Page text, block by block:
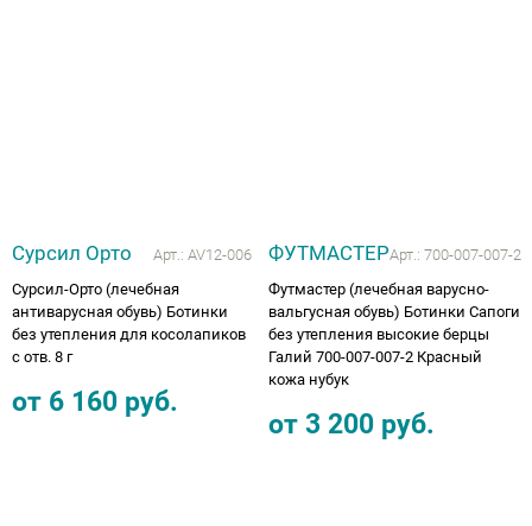
Сурсил Орто Арт.: AV12-006
Сурсил-Орто (лечебная
антиварусная обувь) Ботинки
без утепления для косолапиков
с отв. 8 г
от 6 160 руб.
ФУТМАСТЕРАрт.: 700-007-007-2
Футмастер (лечебная варусно-
вальгусная обувь) Ботинки Сапоги
без утепления высокие берцы
Галий 700-007-007-2 Красный
кожа нубук
от 3 200 руб.
ОПОРЫ, ВЕРТИКАЛИЗАТОРЫ, Оборудование
для ЛФК
Одежда ортопедическая (адаптивная) для
Индивидуальное изготовление